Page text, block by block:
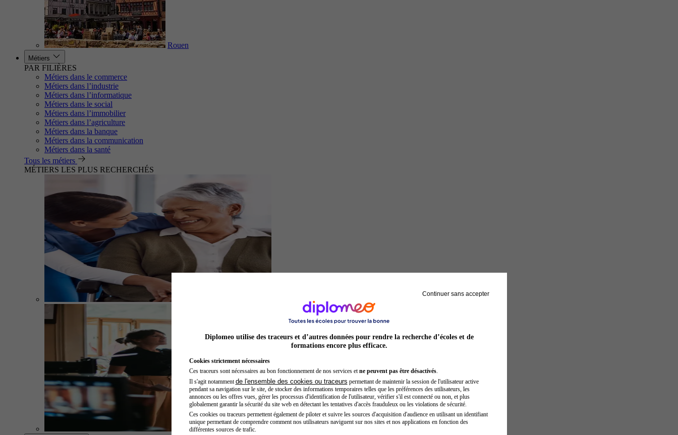
Rouen
Métiers
PAR FILIÈRES
Métiers dans le commerce
Métiers dans l’industrie
Métiers dans l’informatique
Métiers dans le social
Métiers dans l’immobilier
Métiers dans l’agriculture
Métiers dans la banque
Métiers dans la communication
Métiers dans la santé
Tous les métiers
MÉTIERS LES PLUS RECHERCHÉS
Sage-femme
Continuer sans accepter
Diplomeo utilise des traceurs et d’autres données pour rendre la recherche d’écoles et de
formations encore plus efficace.
Cookies strictement nécessaires
Ces traceurs sont nécessaires au bon fonctionnement de nos services et ne peuvent pas être désactivés.
Il s'agit notamment de l'ensemble des cookies ou traceurs permettant de maintenir la session de l'utilisateur active
pendant sa navigation sur le site, de stocker des informations temporaires telles que les préférences des utilisateurs, les
annonces ou les offres vues, gérer les processus d'identification de l'utilisateur, vérifier s'il est connecté ou non, et plus
globalement garantir la sécurité du site web en détectant les tentatives d'accès frauduleux ou les violations de sécurité.
Ces cookies ou traceurs permettent également de piloter et suivre les sources d'acquisition d'audience en utilisant un identifiant
unique permettant de comprendre comment nos utilisateurs naviguent sur nos sites et nos applications en fonction des
différentes sources de trafic.